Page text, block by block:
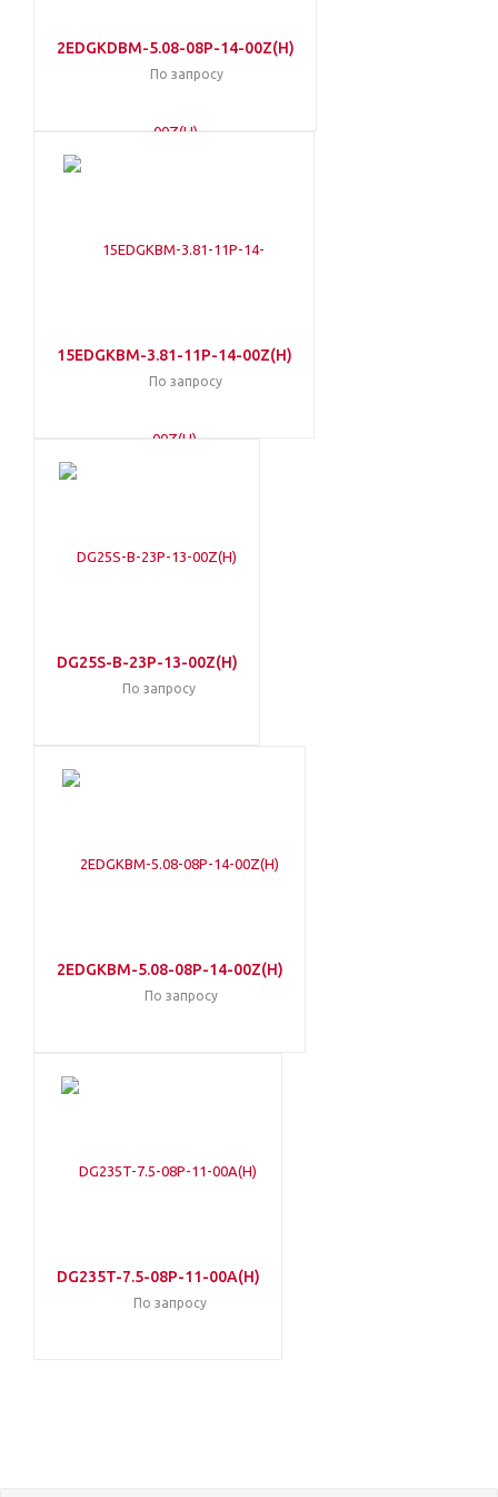
2EDGKDBM-5.08-08P-14-00Z(H)
По запросу
15EDGKBM-3.81-11P-14-00Z(H)
По запросу
DG25S-B-23P-13-00Z(H)
По запросу
2EDGKBM-5.08-08P-14-00Z(H)
По запросу
DG235T-7.5-08P-11-00A(H)
По запросу